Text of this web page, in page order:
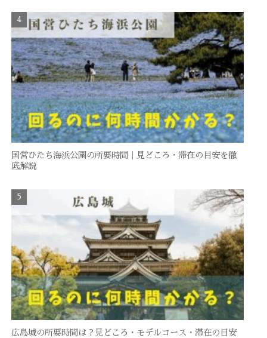
国営ひたち海浜公園の所要時間｜見どころ・滞在の目安を徹
底解説
広島城の所要時間は？見どころ・モデルコース・滞在の目安